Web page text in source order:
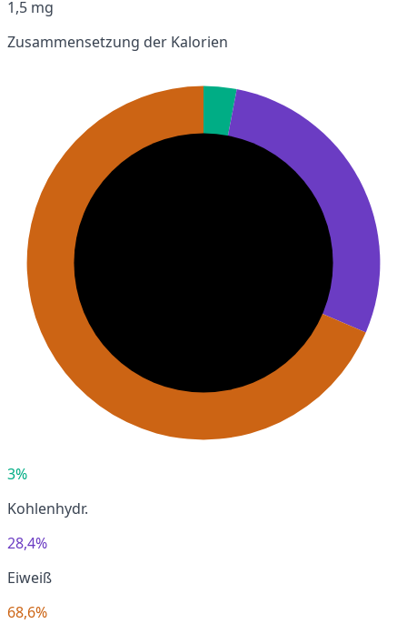
1,5 mg
Zusammensetzung der Kalorien
3%
Kohlenhydr.
28,4%
Eiweiß
68,6%